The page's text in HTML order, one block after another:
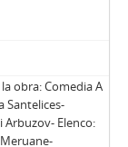
Pérez
obra: Comedia A
Santelices-
Arbuzov- Elenco: